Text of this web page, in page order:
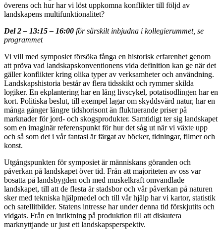
överens och hur har vi löst uppkomna konflikter till följd av
landskapens multifunktionalitet?
Del 2 – 13:15 – 16:00 för särskilt inbjudna i kollegierummet, se
programmet
Vi vill med symposiet försöka fånga en historisk erfarenhet genom
att pröva vad landskapskonventionens vida definition kan ge när det
gäller konflikter kring olika typer av verksamheter och användning.
Landskapshistoria består av flera tidsskikt och rymmer skilda
logiker. En ekplantering har en lång livscykel, potatisodlingen har en
kort. Politiska beslut, till exempel lagar om skyddsvärd natur, har en
många gånger längre tidshorisont än fluktuerande priser på
marknader för jord- och skogsprodukter. Samtidigt ter sig landskapet
som en imaginär referenspunkt för hur det såg ut när vi växte upp
och så som det i vår fantasi är färgat av böcker, tidningar, filmer och
konst.
Utgångspunkten för symposiet är människans göranden och
påverkan på landskapet över tid. Från att majoriteten av oss var
bosatta på landsbygden och med muskelkraft omvandlade
landskapet, till att de flesta är stadsbor och vår påverkan på naturen
sker med tekniska hjälpmedel och till vår hjälp har vi kartor, statistik
och satellitbilder. Statens intresse har under denna tid förskjutits och
vidgats. Från en inriktning på produktion till att diskutera
marknyttjande ur just ett landskapsperspektiv.